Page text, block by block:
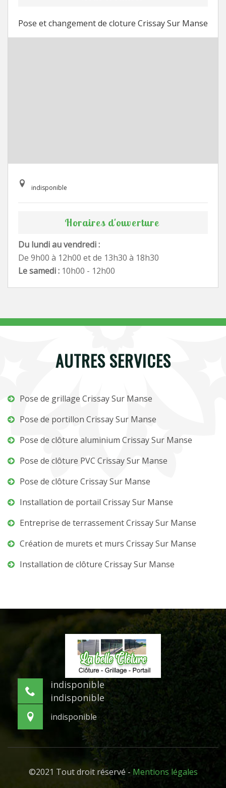
Pose et changement de cloture Crissay Sur Manse
indisponible
Horaires d'ouverture
Du lundi au vendredi :
De 9h00 à 12h00 et de 13h30 à 18h30
Le samedi : 10h00 - 12h00
AUTRES SERVICES
Pose de grillage Crissay Sur Manse
Pose de portillon Crissay Sur Manse
Pose de clôture aluminium Crissay Sur Manse
Pose de clôture PVC Crissay Sur Manse
Pose de clôture Crissay Sur Manse
Installation de portail Crissay Sur Manse
Entreprise de terrassement Crissay Sur Manse
Création de murets et murs Crissay Sur Manse
Installation de clôture Crissay Sur Manse
indisponible
indisponible
indisponible
©2021 Tout droit réservé - Mentions légales